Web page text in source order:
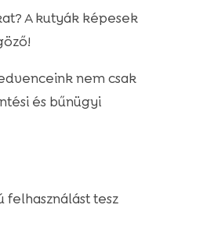
A kutyák képesek
nem csak
és bűnügyi
tesz